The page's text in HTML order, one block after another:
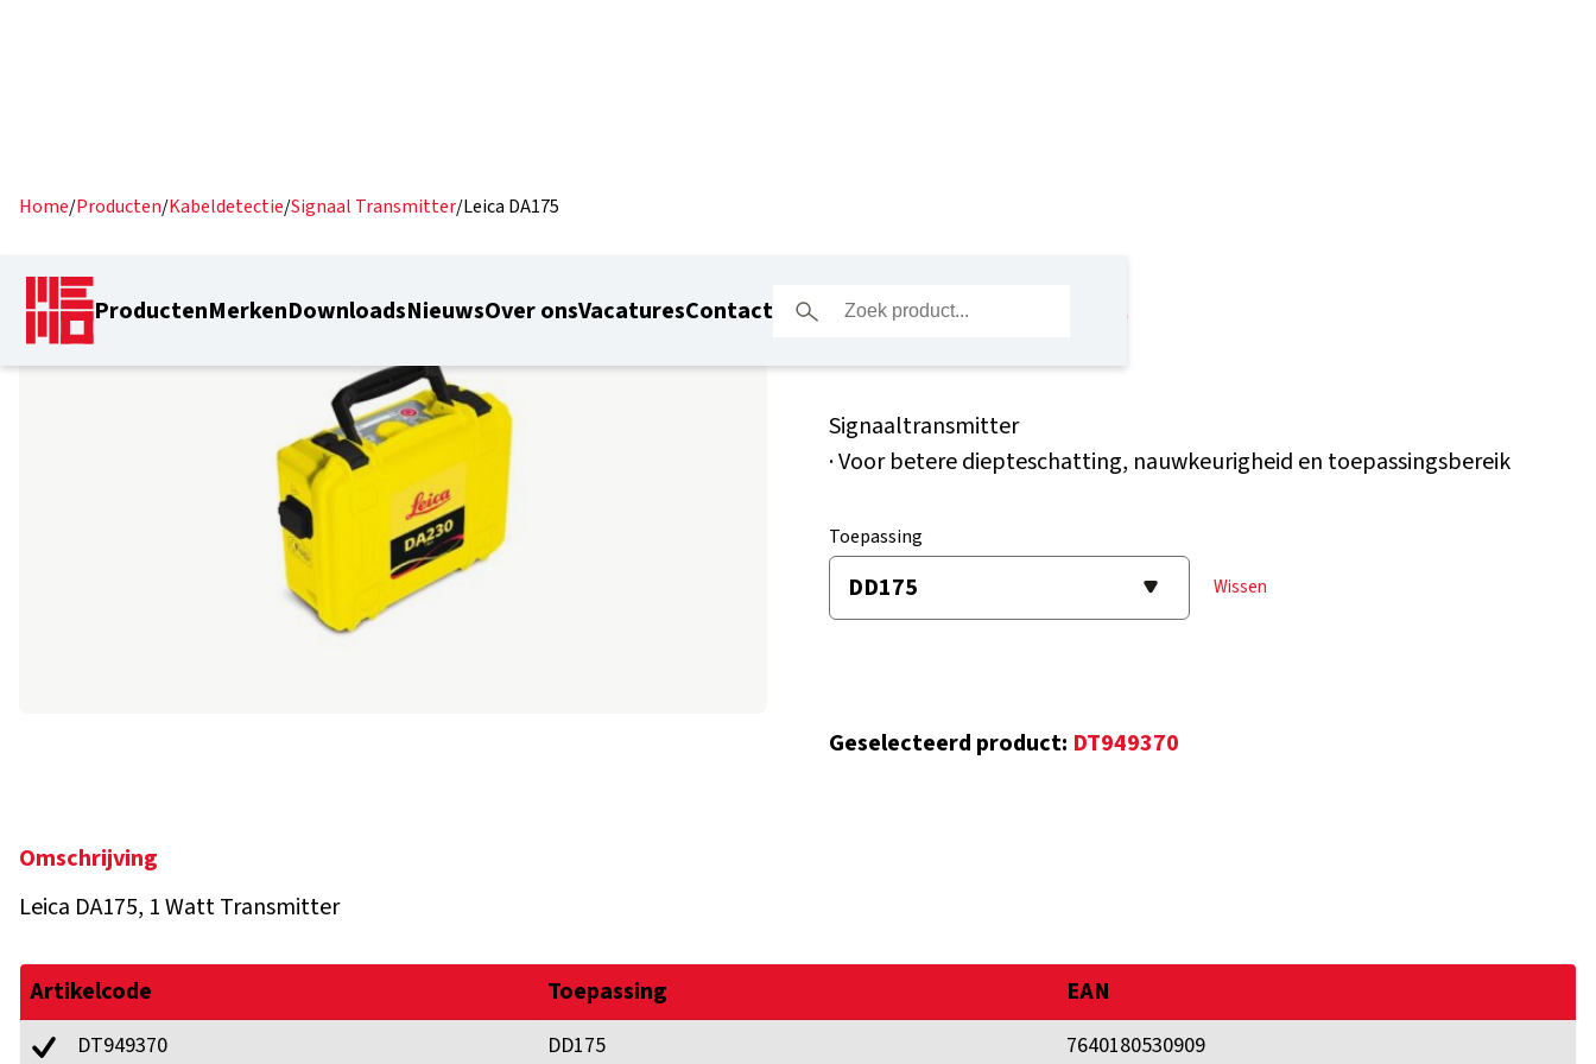
ProductenMerkenDownloadsNieuwsOver onsVacaturesContact
Home/Producten/Kabeldetectie/Signaal Transmitter/Leica DA175
Leica DA175
Signaaltransmitter
· Voor betere diepteschatting, nauwkeurigheid en toepassingsbereik
Toepassing
Wissen
Geselecteerd product: DT949370
Omschrijving
Leica DA175, 1 Watt Transmitter
Artikelcode Toepassing EAN
DT949370 DD175 7640180530909